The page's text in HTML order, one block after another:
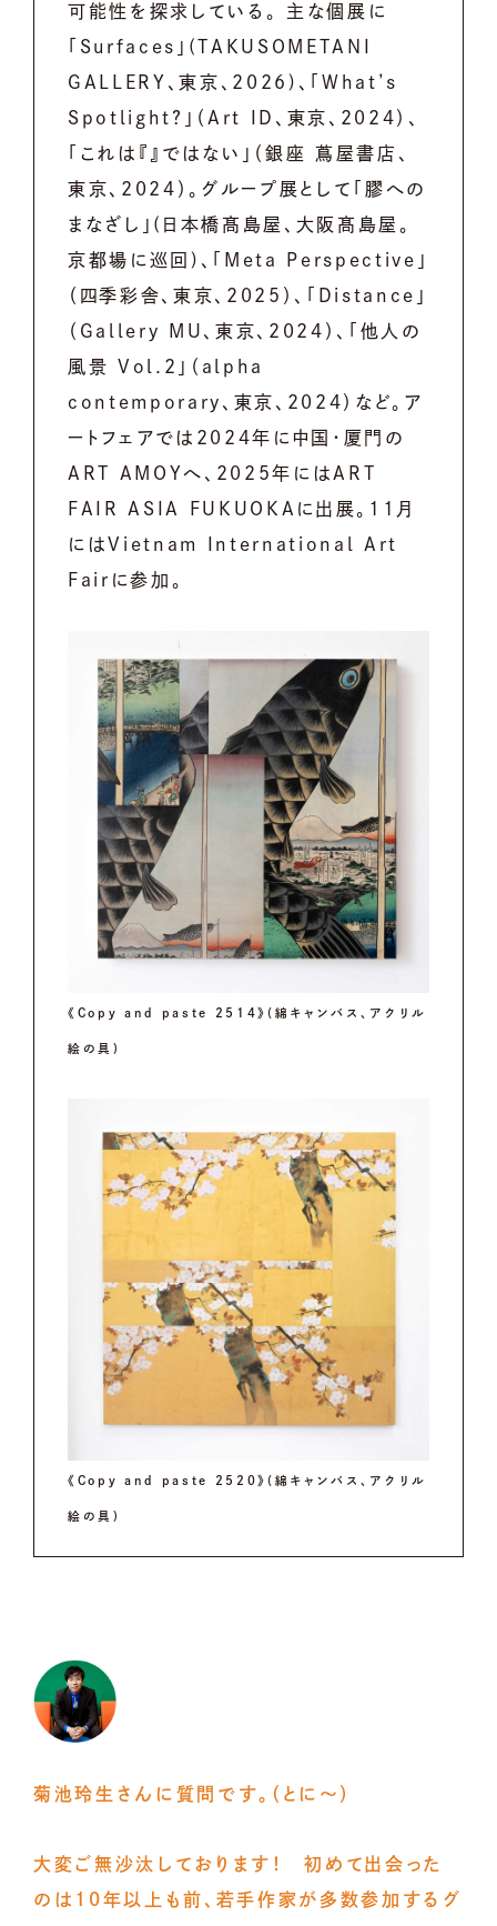
可能性を探求している。 主な個展に
「Surfaces」(TAKUSOMETANI
GALLERY、東京、2026)、「What’s
Spotlight?」（Art ID、東京、2024）、
「これは『』ではない」（銀座 蔦屋書店、
東京、2024）。グループ展として「膠への
まなざし」(日本橋髙島屋、大阪髙島屋。
京都場に巡回)、「Meta Perspective」
（四季彩舎、東京、2025）、「Distance」
（Gallery MU、東京、2024）、「他人の
風景 Vol.2」（alpha
contemporary、東京、2024）など。ア
ートフェアでは2024年に中国・厦門の
ART AMOYへ、2025年にはART
FAIR ASIA FUKUOKAに出展。11月
にはVietnam International Art
Fairに参加。
《Copy and paste 2514》(綿キャンバス、アクリル
絵の具)
《Copy and paste 2520》(綿キャンバス、アクリル
絵の具)
菊池玲生さんに質問です。（とに〜）
大変ご無沙汰しております！ 初めて出会った
のは10年以上も前、若手作家が多数参加するグ